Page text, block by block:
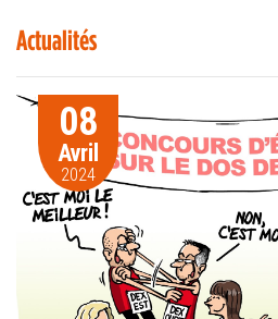
Actualités
08
Avril
2024